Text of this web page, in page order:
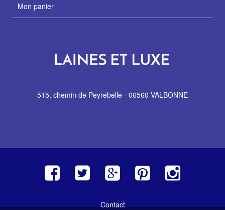
Mon panier
515, chemin de Peyrebelle - 06560 VALBONNE
Contact